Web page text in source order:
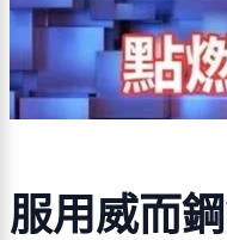
服用威而